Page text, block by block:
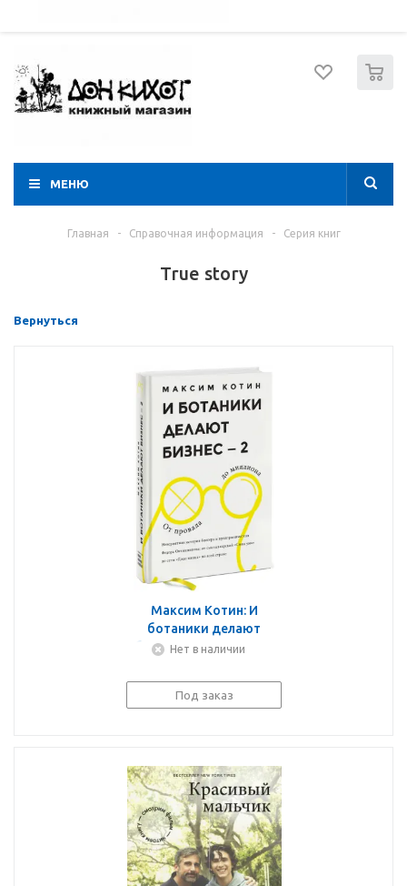
МЕНЮ
Главная - Справочная информация - Серия книг
True story
Вернуться
Максим Котин: И
ботаники делают
бизнес - 2. От провала
Нет в наличии
Под заказ